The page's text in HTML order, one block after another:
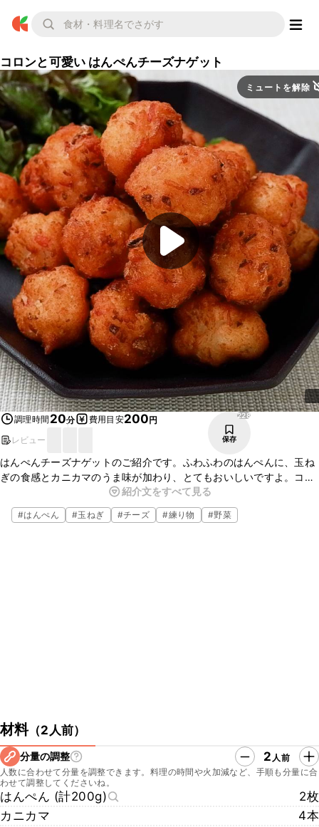
コロンと可愛い はんぺんチーズナゲット
ミュートを解除
調理時間 20分 費用目安200円
レビュー
228
保存
はんぺんチーズナゲットのご紹介です。ふわふわのはんぺんに、玉ね
ぎの食感とカニカマのうま味が加わり、とてもおいしいですよ。コロ
ンとかわいらしい一口サイズなので、食べやすく、お酒のおつまみに
もぴったりです。ぜひお試しくださいね。
紹介文をすべて見る
#はんぺん #玉ねぎ #チーズ #練り物 #野菜
材料（2人前）
分量の調整 2 人前
人数に合わせて分量を調整できます。料理の時間や火加減など、手順も分量に合
わせて調整してくださいね。
はんぺん (計200g)
2枚
カニカマ
4本